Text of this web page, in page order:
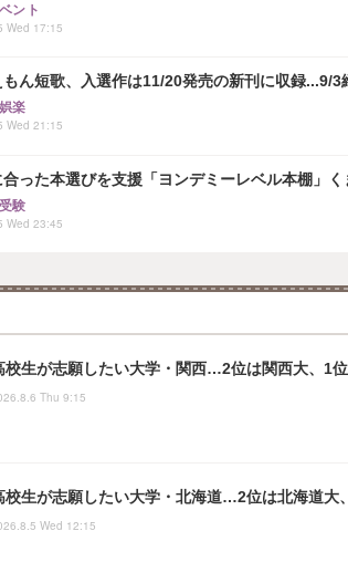
ント
Wed 17:15
もん短歌、入選作は11/20発売の新刊に収録...9/3
楽
Wed 21:15
った本選びを支援「ヨンデミーレベル本棚」く
験
Wed 23:45
校生が志願したい大学・関西…2位は関西大、1位
Thu 9:15
校生が志願したい大学・北海道…2位は北海道大
Wed 12:15